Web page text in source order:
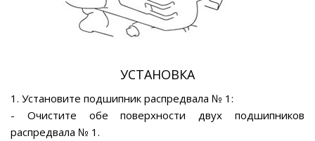
УСТАНОВКА
1. Установите подшипник распредвала № 1:
- Очистите обе поверхности двух подшипников
распредвала № 1.